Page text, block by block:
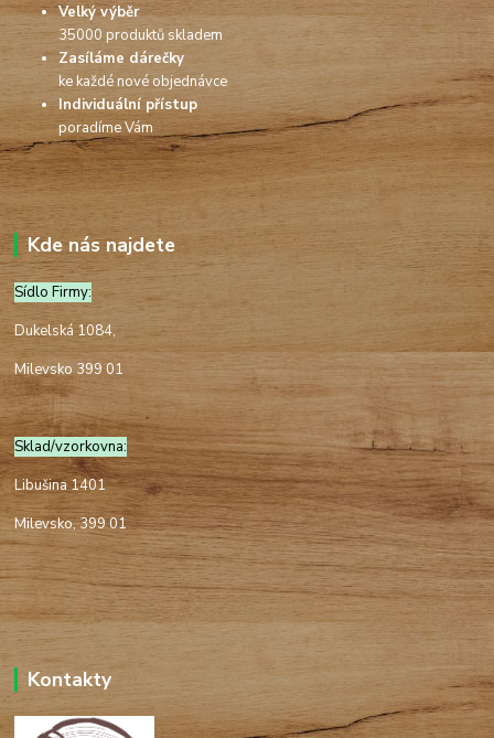
Velký výběr
35000 produktů skladem
Zasíláme dárečky
ke každé nové objednávce
Individuální přístup
poradíme Vám
Kde nás najdete
Sídlo Firmy:
Dukelská 1084,
Milevsko 399 01
Sklad/vzorkovna:
Libušina 1401
Milevsko, 399 01
Kontakty